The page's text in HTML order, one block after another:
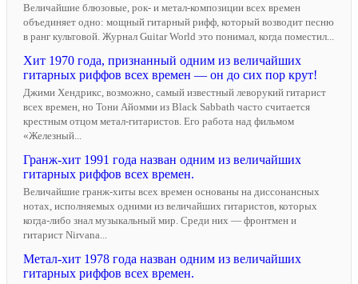
Величайшие блюзовые, рок- и метал-композиции всех времен
объединяет одно: мощный гитарный рифф, который возводит песню
в ранг культовой. Журнал Guitar World это понимал, когда поместил...
Хит 1970 года, признанный одним из величайших
гитарных риффов всех времен — он до сих пор крут!
Джими Хендрикс, возможно, самый известный леворукий гитарист
всех времен, но Тони Айомми из Black Sabbath часто считается
крестным отцом метал-гитаристов. Его работа над фильмом
«Железный...
Гранж-хит 1991 года назван одним из величайших
гитарных риффов всех времен.
Величайшие гранж-хиты всех времен основаны на диссонансных
нотах, исполняемых одними из величайших гитаристов, которых
когда-либо знал музыкальный мир. Среди них — фронтмен и
гитарист Nirvana...
Метал-хит 1978 года назван одним из величайших
гитарных риффов всех времен.